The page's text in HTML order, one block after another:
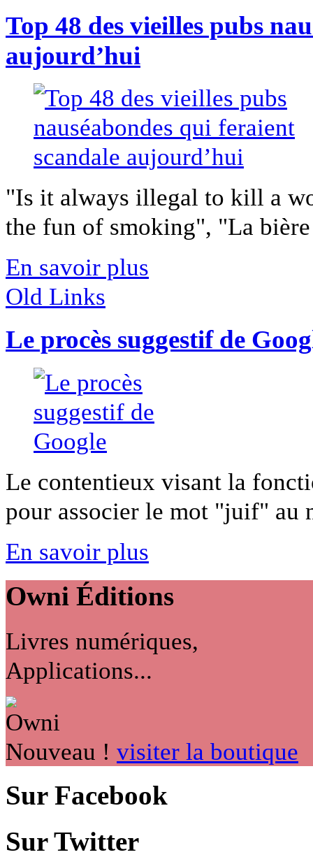
Top 48 des vieilles pubs
aujourd’hui
"Is it always illegal to kill a
the fun of smoking", "La
En savoir plus
Old Links
Le procès suggestif de
Le contentieux visant la
pour associer le mot "juif" au
En savoir plus
Owni Éditions
Livres numériques,
Applications...
Nouveau ! visiter la boutique
Sur Facebook
Sur Twitter